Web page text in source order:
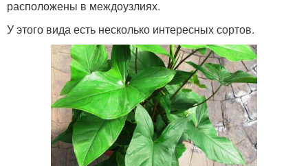
расположены в междоузлиях.
У этого вида есть несколько интересных сортов.